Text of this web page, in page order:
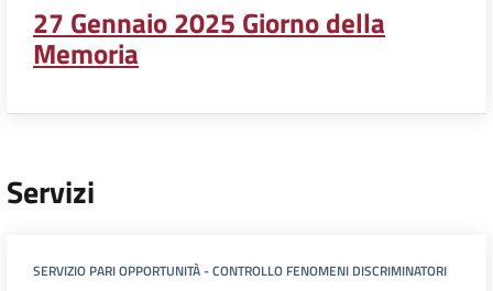
27 Gennaio 2025 Giorno della
Memoria
Servizi
SERVIZIO PARI OPPORTUNITÀ - CONTROLLO FENOMENI DISCRIMINATORI